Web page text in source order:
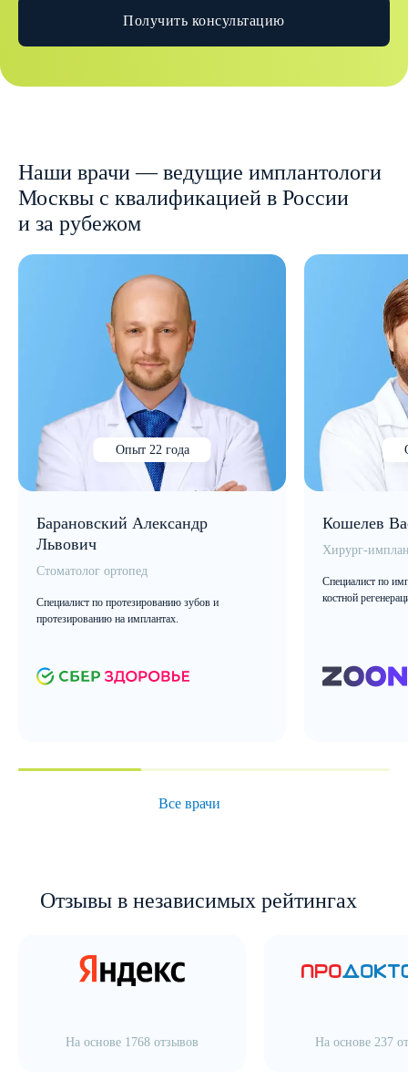
Получить консультацию
Наши врачи — ведущие имплантологи
Москвы с квалификацией в России
и за рубежом
Опыт 22 года
Барановский Александр
Львович
Стоматолог ортопед
Специалист по протезированию зубов и
протезированию на имплантах.
Кошелев
Хирург-
Специалист по
костной
Все врачи
Отзывы в независимых рейтингах
На основе 1768 отзывов На основе 237